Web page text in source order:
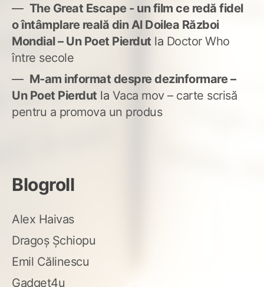
The Great Escape - un film ce redă fidel
o întâmplare reală din Al Doilea Război
Mondial – Un Poet Pierdut la Doctor Who
între secole
M-am informat despre dezinformare –
Un Poet Pierdut la Vaca mov – carte scrisă
pentru a promova un produs
Blogroll
Alex Haivas
Dragoș Șchiopu
Emil Călinescu
Gadget4u